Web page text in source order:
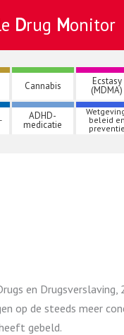
Drug Monitor
Cannabis Ecstasy
(MDMA)
ADHD-
medicatie
beleid en
preventie
en
de steeds meer
gebeld.